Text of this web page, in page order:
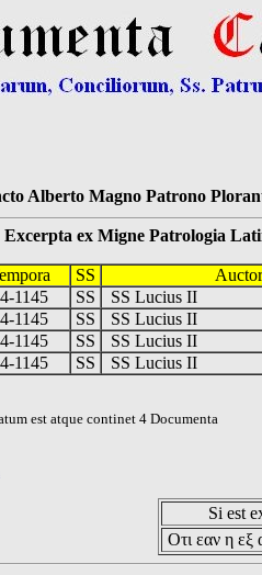
Alberto Magno Patrono
Migne Patrologia
SS Auctor
1145 SS SS Lucius II
1145 SS SS Lucius II
1145 SS SS Lucius II
1145 SS SS Lucius II
est atque continet 4 Documenta
Si est
Οτι εαν η εξ